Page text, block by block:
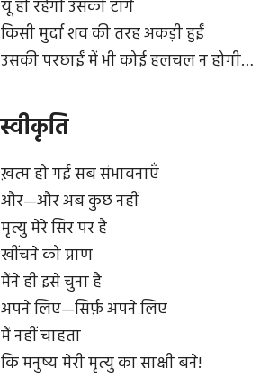
यूँ ही रहेंगी उसकी टाँगें
किसी मुर्दा शव की तरह अकड़ी हुईं
उसकी परछाईं में भी कोई हलचल न होगी…
स्वीकृति
ख़त्म हो गईं सब संभावनाएँ
और—और अब कुछ नहीं
मृत्यु मेरे सिर पर है
खींचने को प्राण
मैंने ही इसे चुना है
अपने लिए—सिर्फ़ अपने लिए
मैं नहीं चाहता
कि मनुष्य मेरी मृत्यु का साक्षी बने!